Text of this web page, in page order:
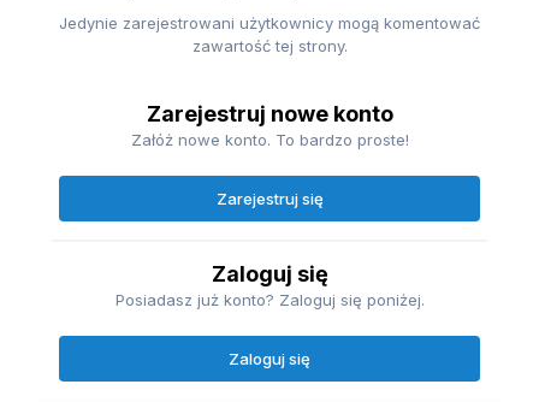
Jedynie zarejestrowani użytkownicy mogą komentować
zawartość tej strony.
Zarejestruj nowe konto
Załóż nowe konto. To bardzo proste!
Zarejestruj się
Zaloguj się
Posiadasz już konto? Zaloguj się poniżej.
Zaloguj się